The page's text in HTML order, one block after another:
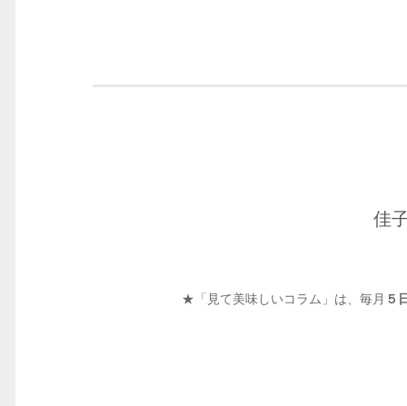
佳
★「見て美味しいコラム」は、毎月 ５